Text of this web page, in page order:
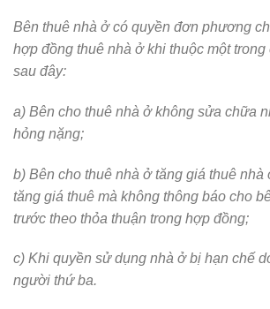
Bên thuê nhà ở có quyền đơn phương
hợp đồng thuê nhà ở khi thuộc một
sau đây:
a) Bên cho thuê nhà ở không sửa chữa
hỏng nặng;
b) Bên cho thuê nhà ở tăng giá thuê nhà
tăng giá thuê mà không thông báo cho
trước theo thỏa thuận trong hợp đồng;
c) Khi quyền sử dụng nhà ở bị hạn chế
người thứ ba.